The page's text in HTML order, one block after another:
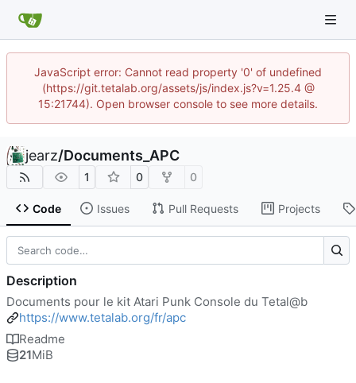
JavaScript error: Cannot read property '0' of undefined
(https://git.tetalab.org/assets/js/index.js?v=1.25.4 @
15:21744). Open browser console to see more details.
jearz/Documents_APC
1 0 0
Code Issues Pull Requests Projects
Description
Documents pour le kit Atari Punk Console du Tetal@b
https://www.tetalab.org/fr/apc
Readme
21MiB